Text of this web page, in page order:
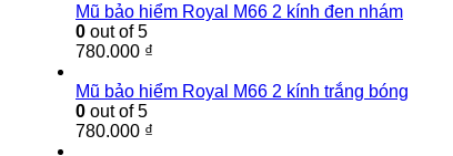
Mũ bảo hiểm Royal M66 2 kính đen nhám
0 out of 5
780.000 ₫
Mũ bảo hiểm Royal M66 2 kính trắng bóng
0 out of 5
780.000 ₫